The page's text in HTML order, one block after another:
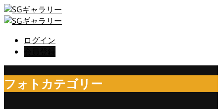
ログイン
フォトカテゴリー